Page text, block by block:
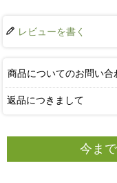
レビューを書く
商品についてのお問い合
返品につきまして
今ま